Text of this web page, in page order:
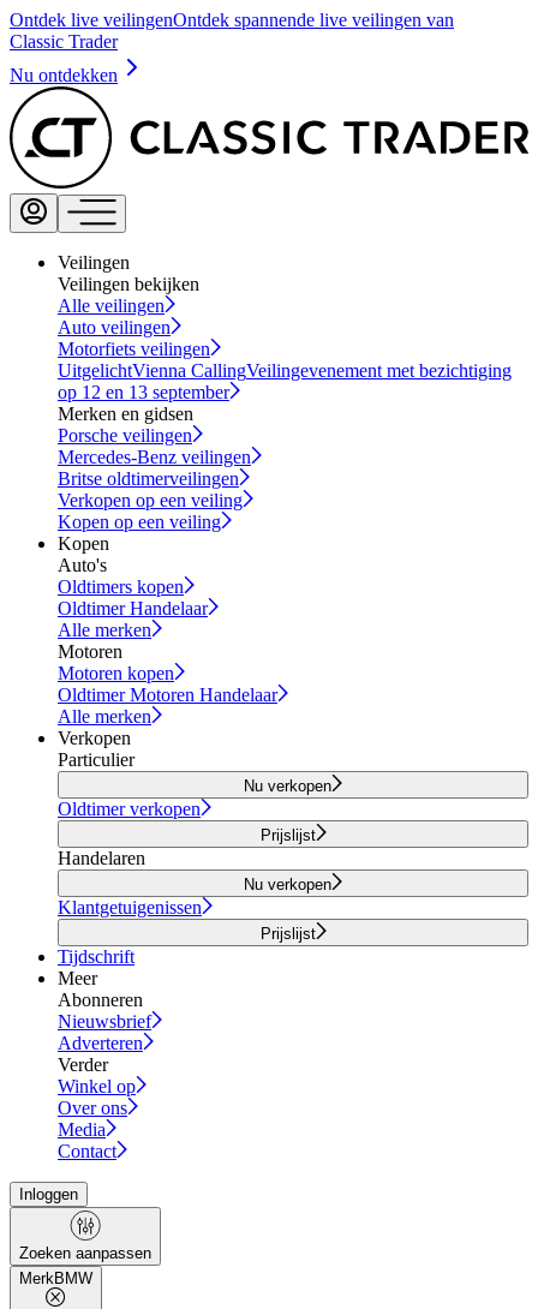
Ontdek live veilingenOntdek spannende live veilingen van
Classic Trader
Nu ontdekken
Veilingen
Veilingen bekijken
Alle veilingen
Auto veilingen
Motorfiets veilingen
UitgelichtVienna CallingVeilingevenement met bezichtiging
op 12 en 13 september
Merken en gidsen
Porsche veilingen
Mercedes-Benz veilingen
Britse oldtimerveilingen
Verkopen op een veiling
Kopen op een veiling
Kopen
Auto's
Oldtimers kopen
Oldtimer Handelaar
Alle merken
Motoren
Motoren kopen
Oldtimer Motoren Handelaar
Alle merken
Verkopen
Particulier
Nu verkopen
Oldtimer verkopen
Prijslijst
Handelaren
Nu verkopen
Klantgetuigenissen
Prijslijst
Tijdschrift
Meer
Abonneren
Nieuwsbrief
Adverteren
Verder
Winkel op
Over ons
Media
Contact
Inloggen
Zoeken aanpassen
MerkBMW